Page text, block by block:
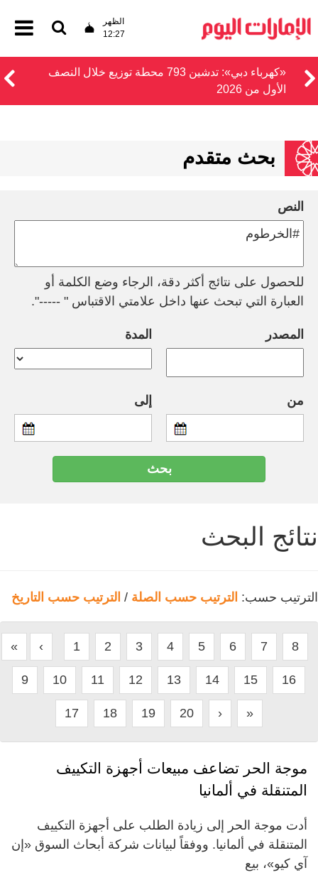
الظهر
12:27
«كهرباء دبي»: تدشين 793 محطة توزيع خلال النصف
الأول من 2026
بحث متقدم
النص
للحصول على نتائج أكثر دقة، الرجاء وضع الكلمة أو
العبارة التي تبحث عنها داخل علامتي الاقتباس " -----".
المصدر المدة
من إلى
نتائج البحث
الترتيب حسب: الترتيب حسب الصلة / الترتيب حسب التاريخ
« ‹ 1 2 3 4 5 6 7 8
9 10 11 12 13 14 15 16
17 18 19 20 › »
موجة الحر تضاعف مبيعات أجهزة التكييف
المتنقلة في ألمانيا
أدت موجة الحر إلى زيادة الطلب على أجهزة التكييف
المتنقلة في ألمانيا. ووفقاً لبيانات شركة أبحاث السوق «إن
آي كيو»، بيع